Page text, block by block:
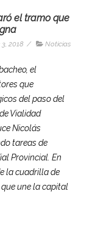
el tramo que
2018 / Noticias
el
que
del paso del
Vialidad
Nicolás
tareas de
Provincial. En
la cuadrilla de
une la capital